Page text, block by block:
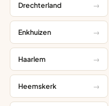
Drechterland
Enkhuizen
Haarlem
Heemskerk